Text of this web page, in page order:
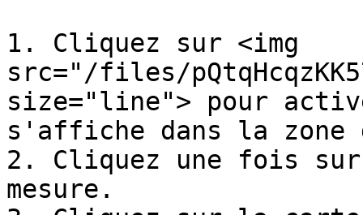
1. Cliquez sur <img
src="/files/
size="line"> pour
s'affiche dans la
2. Cliquez une fois sur
mesure.